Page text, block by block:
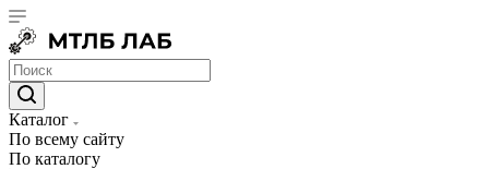
Каталог
По всему сайту
По каталогу